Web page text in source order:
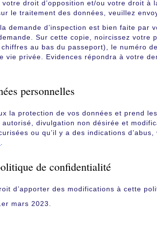
droit d’opposition et/ou votre droit à
le traitement des données, veuillez
demande d’inspection est bien faite par
Sur cette copie, noircissez votre
au bas du passeport), le numéro
vie privée. Evidences répondra à votre
personnelles
la protection de vos données et prend
divulgation non désirée et
ou qu’il y a des indications
.
de confidentialité
d’apporter des modifications à cette
mars 2023.